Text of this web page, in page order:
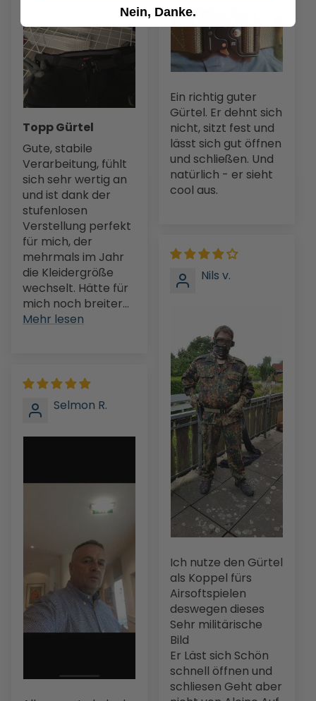
Topp Gürtel
Gute, stabile
Verarbeitung, fühlt
sich sehr wertig an
und ist dank der
stufenlosen
Verstellung perfekt
für mich, der
mehrmals im Jahr
die Kleidergröße
wechselt. Hätte für
mich noch breiter...
Mehr lesen
Ein richtig guter
Gürtel. Er dehnt sich
nicht, sitzt fest und
lässt sich gut öffnen
und schließen. Und
natürlich - er sieht
cool aus.
Nils v.
Ich nutze den Gürtel
als Koppel fürs
Airsoftspielen
deswegen dieses
Sehr militärische
Bild
Er Läst sich Schön
schnell öffnen und
schliesen Geht aber
Selmon R.
Nein, Danke.